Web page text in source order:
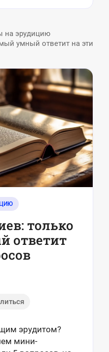
на эрудицию
умный ответит на эти
только
ответит
эрудитом?
мини-